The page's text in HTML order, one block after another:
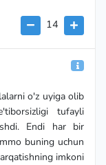
14
o'z uyiga olib
tufayli
Endi har bir
buning uchun
imkoni